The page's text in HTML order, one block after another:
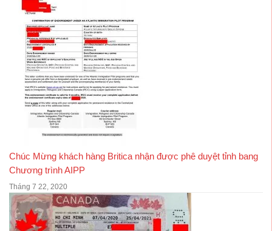
Chúc Mừng khách hàng Britica nhận được phê duyệt tỉnh bang
Chương trình AIPP
Tháng 7 22, 2020